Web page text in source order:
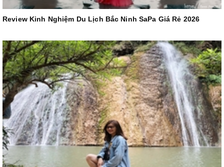
Review Kinh Nghiệm Du Lịch Bắc Ninh SaPa Giá Rẻ 2026